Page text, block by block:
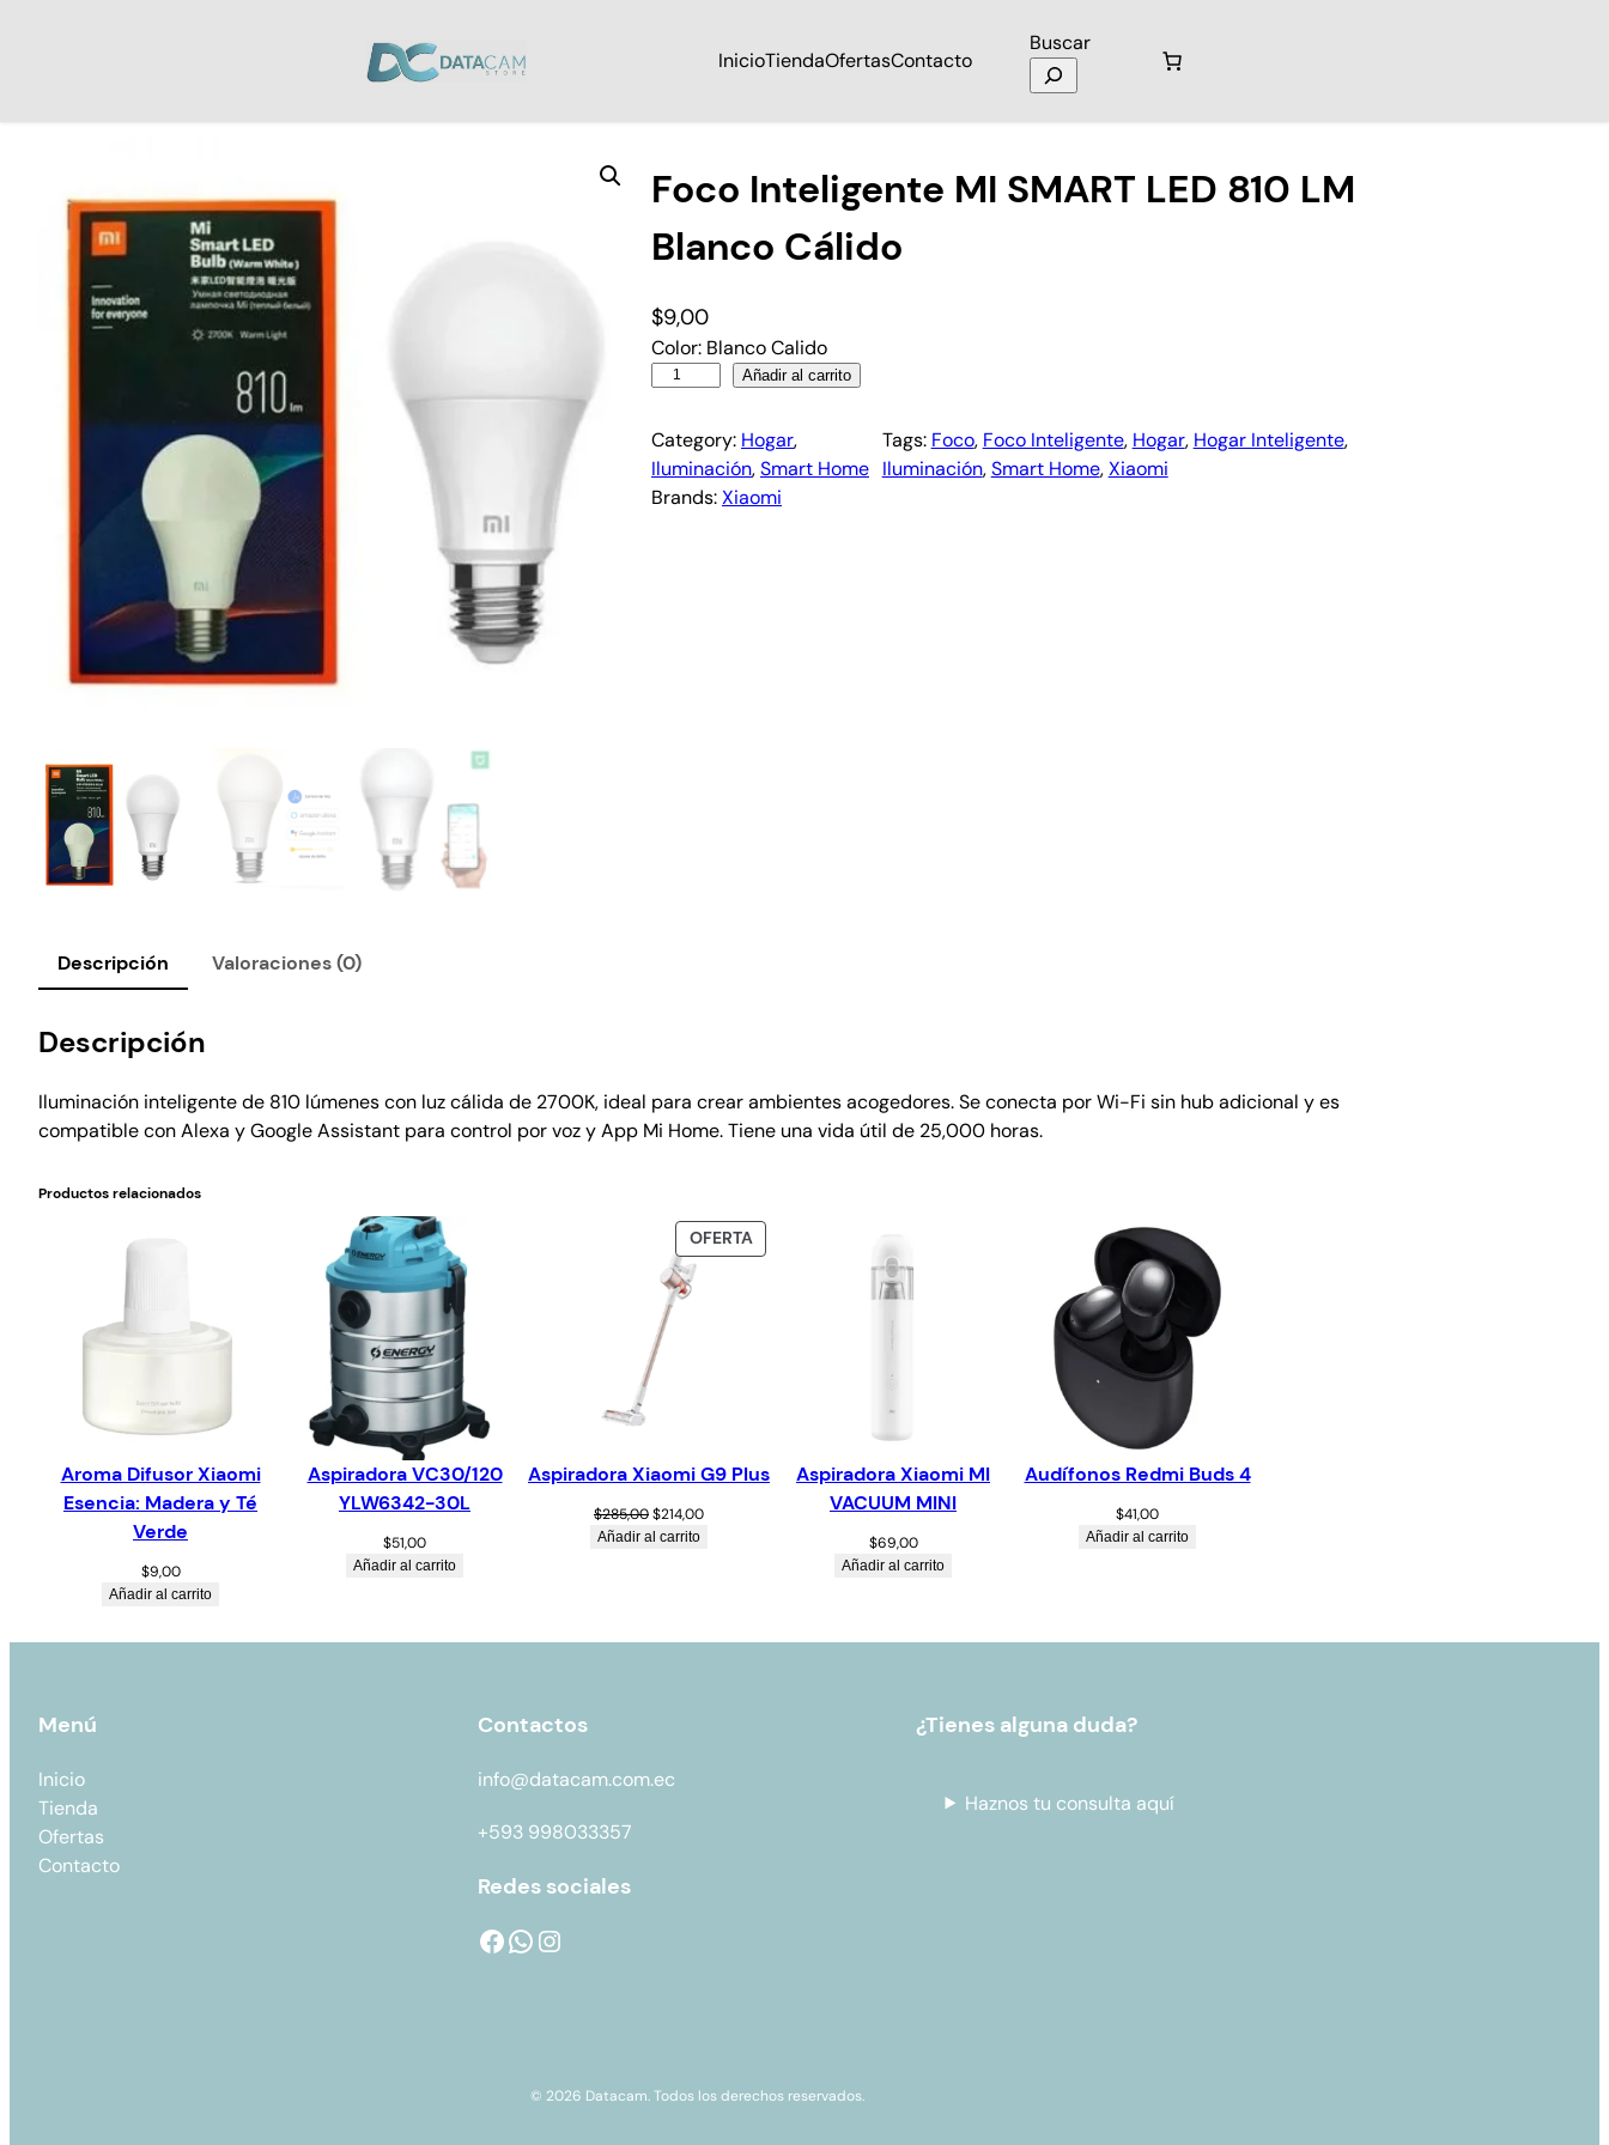
InicioTiendaOfertasContacto
Buscar
Foco Inteligente MI SMART LED 810 LM
Blanco Cálido
$9,00
Color: Blanco Calido
Añadir al carrito
Category: Hogar
Iluminación, Smart Home
Tags: Foco, Foco Inteligente, Hogar, Hogar Inteligente,
Iluminación, Smart Home, Xiaomi
Brands:Xiaomi
Descripción Valoraciones (0)
Descripción
Iluminación inteligente de 810 lúmenes con luz cálida de 2700K, ideal para crear ambientes acogedores. Se conecta por Wi-Fi sin hub adicional y es
compatible con Alexa y Google Assistant para control por voz y App Mi Home. Tiene una vida útil de 25,000 horas.
Productos relacionados
Aroma Difusor Xiaomi
Esencia: Madera y Té
Verde
$9,00
Añadir al carrito
Aspiradora VC30/120
YLW6342-30L
$51,00
Añadir al carrito
OFERTA
Aspiradora Xiaomi G9 Plus
$285,00$214,00
Añadir al carrito
Aspiradora Xiaomi MI
VACUUM MINI
$69,00
Añadir al carrito
Audífonos Redmi Buds 4
$41,00
Añadir al carrito
Menú
Inicio
Tienda
Ofertas
Contacto
Contactos
info@datacam.com.ec
+593 998033357
Redes sociales
¿Tienes alguna duda?
Haznos tu consulta aquí
© 2026 Datacam. Todos los derechos reservados.